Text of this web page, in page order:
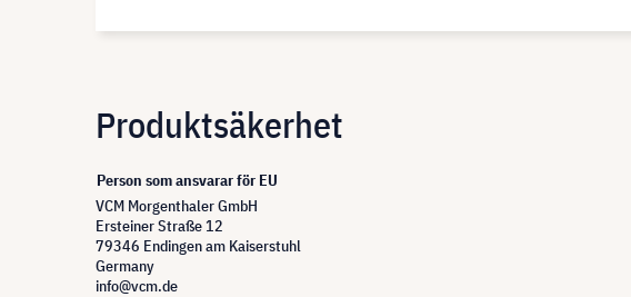
Produktsäkerhet
Person som ansvarar för EU
VCM Morgenthaler GmbH
Ersteiner Straße 12
79346 Endingen am Kaiserstuhl
Germany
info@vcm.de